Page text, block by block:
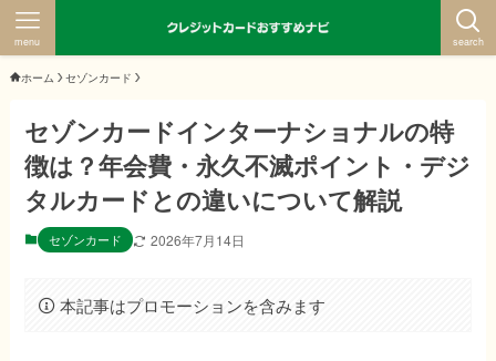
search
menu
ホーム セゾンカード
セゾンカードインターナショナルの特
徴は？年会費・永久不滅ポイント・デジ
タルカードとの違いについて解説
セゾンカード 2026年7月14日
本記事はプロモーションを含みます